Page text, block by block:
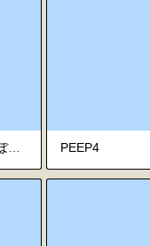
[ちだゆうき] サンタくんとあそぼう！ PEEP4